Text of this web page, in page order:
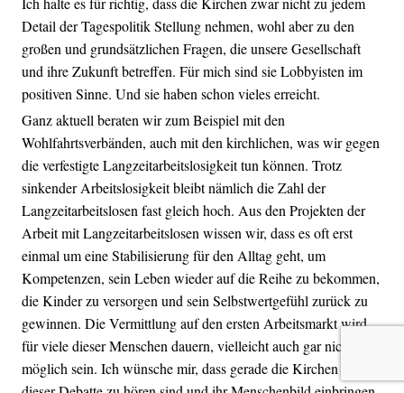
Detail der Tagespolitik Stellung nehmen, wohl aber zu den
großen und grundsätzlichen Fragen, die unsere Gesellschaft
und ihre Zukunft betreffen. Für mich sind sie Lobbyisten im
positiven Sinne. Und sie haben schon vieles erreicht.
Ganz aktuell beraten wir zum Beispiel mit den
Wohlfahrtsverbänden, auch mit den kirchlichen, was wir gegen
die verfestigte Langzeitarbeitslosigkeit tun können. Trotz
sinkender Arbeitslosigkeit bleibt nämlich die Zahl der
Langzeitarbeitslosen fast gleich hoch. Aus den Projekten der
Arbeit mit Langzeitarbeitslosen wissen wir, dass es oft erst
einmal um eine Stabilisierung für den Alltag geht, um
Kompetenzen, sein Leben wieder auf die Reihe zu bekommen,
die Kinder zu versorgen und sein Selbstwertgefühl zurück zu
gewinnen. Die Vermittlung auf den ersten Arbeitsmarkt wird
für viele dieser Menschen dauern, vielleicht auch gar nicht
möglich sein. Ich wünsche mir, dass gerade die Kirchen in